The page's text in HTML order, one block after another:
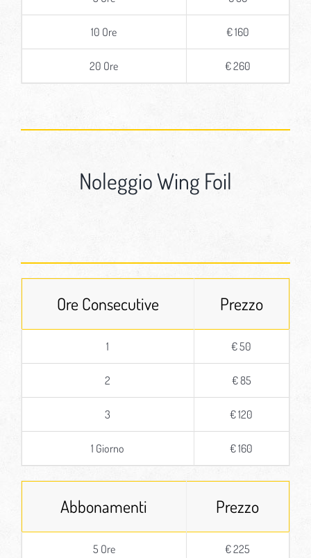
10 Ore € 160
20 Ore € 260
Noleggio Wing Foil
Ore Consecutive Prezzo
1 € 50
2 € 85
3 € 120
1 Giorno € 160
Abbonamenti Prezzo
5 Ore € 225